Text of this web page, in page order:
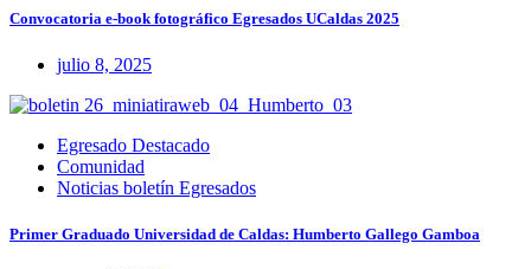
Convocatoria e-book fotográfico Egresados UCaldas 2025
julio 8, 2025
Egresado Destacado
Comunidad
Noticias boletín Egresados
Primer Graduado Universidad de Caldas: Humberto Gallego Gamboa